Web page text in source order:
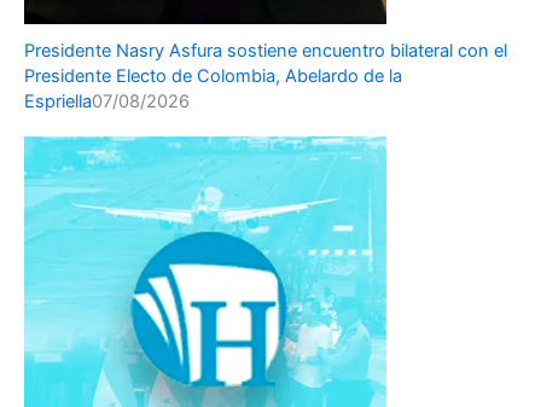
Presidente Nasry Asfura sostiene encuentro bilateral con el
Presidente Electo de Colombia, Abelardo de la
Espriella07/08/2026